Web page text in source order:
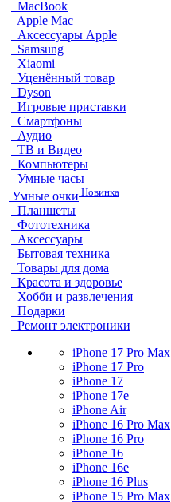
MacBook
Apple Mac
Аксессуары Apple
Samsung
Xiaomi
Уценённый товар
Dyson
Игровые приставки
Смартфоны
Аудио
ТВ и Видео
Компьютеры
Умные часы
Умные очки Новинка
Планшеты
Фототехника
Аксессуары
Бытовая техника
Товары для дома
Красота и здоровье
Хобби и развлечения
Подарки
Ремонт электроники
iPhone 17 Pro Max
iPhone 17 Pro
iPhone 17
iPhone 17e
iPhone Air
iPhone 16 Pro Max
iPhone 16 Pro
iPhone 16
iPhone 16e
iPhone 16 Plus
iPhone 15 Pro Max